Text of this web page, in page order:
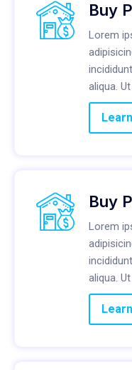
Buy
Lorem
aliqua.
Buy
Lorem
aliqua.